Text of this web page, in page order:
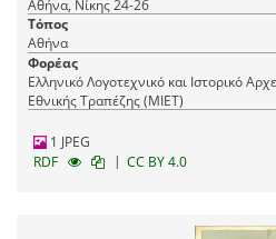
Αθήνα, Νίκης 24-26
Τόπος
Αθήνα
Φορέας
Ελληνικό Λογοτεχνικό και Ιστορικό
Εθνικής Τραπέζης (ΜΙΕΤ)
1 JPEG
RDF
| CC BY 4.0